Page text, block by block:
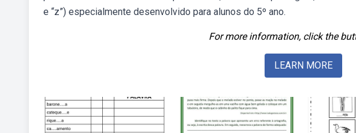
e “z”) especialmente desenvolvido para alunos do 5º ano.
For more information, click the
LEARN MORE